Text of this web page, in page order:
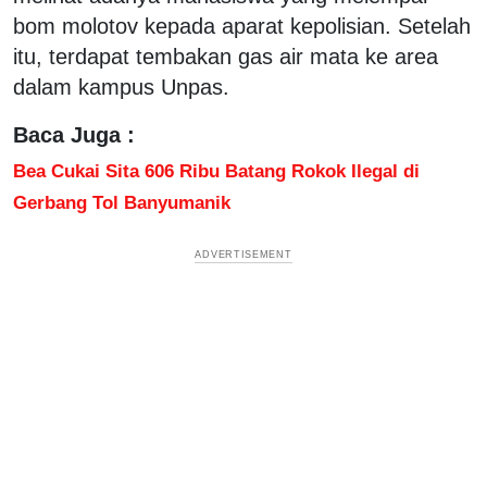
bom molotov kepada aparat kepolisian. Setelah
itu, terdapat tembakan gas air mata ke area
dalam kampus Unpas.
Baca Juga :
Bea Cukai Sita 606 Ribu Batang Rokok Ilegal di
Gerbang Tol Banyumanik